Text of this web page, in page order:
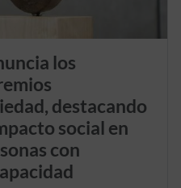
los
destacando
social en
con